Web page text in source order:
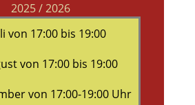
2025 / 2026
von 17:00 bis 19:00
von 17:00 bis 19:00
von 17:00-19:00 Uhr